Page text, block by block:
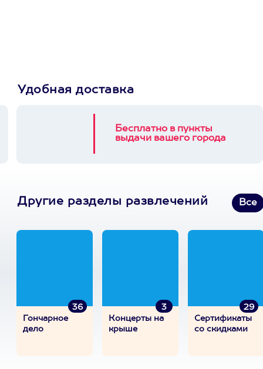
Удобная доставка
Бесплатно в пункты
выдачи вашего города
Другие разделы развлечений Все
36
Гончарное
дело
3
Концерты на
крыше
29
Сертификаты
со скидками